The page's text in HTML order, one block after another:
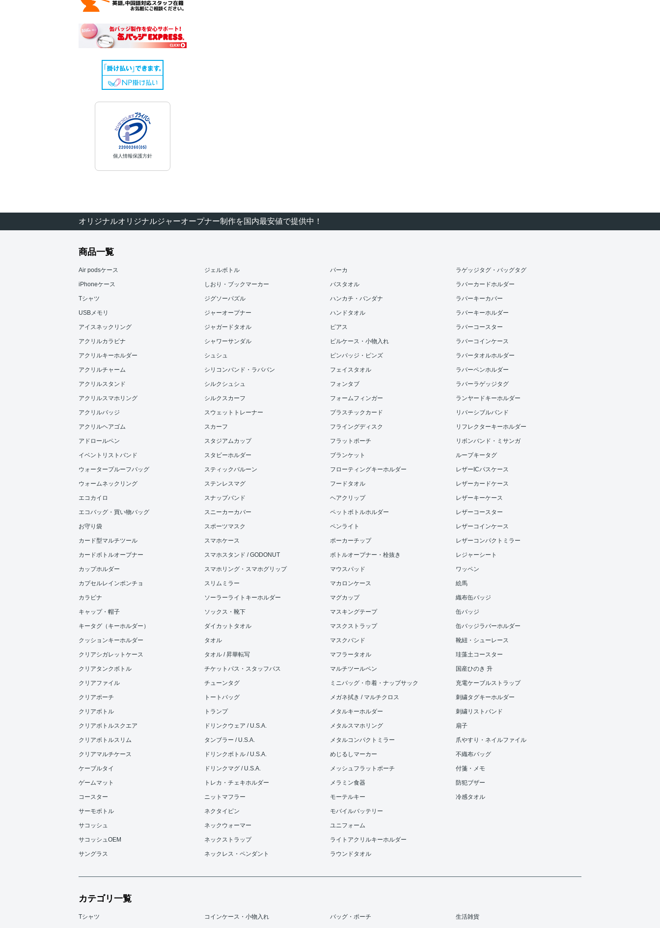
個人情報保護方針
オリジナルオリジナルジャーオープナー制作を国内最安値で提供中！
商品一覧
Air podsケース
iPhoneケース
Tシャツ
USBメモリ
アイスネックリング
アクリルカラビナ
アクリルキーホルダー
アクリルチャーム
アクリルスタンド
アクリルスマホリング
アクリルバッジ
アクリルヘアゴム
アドロールペン
イベントリストバンド
ウォータープルーフバッグ
ウォームネックリング
エコカイロ
エコバッグ・買い物バッグ
お守り袋
カード型マルチツール
カードボトルオープナー
カップホルダー
カプセルレインポンチョ
カラビナ
キャップ・帽子
キータグ（キーホルダー）
クッションキーホルダー
クリアシガレットケース
クリアタンクボトル
クリアファイル
クリアポーチ
クリアボトル
クリアボトルスクエア
クリアボトルスリム
クリアマルチケース
ケーブルタイ
ゲームマット
コースター
サーモボトル
サコッシュ
サコッシュOEM
サングラス
ジェルボトル
しおり・ブックマーカー
ジグソーパズル
ジャーオープナー
ジャガードタオル
シャワーサンダル
シュシュ
シリコンバンド・ラババン
シルクシュシュ
シルクスカーフ
スウェットトレーナー
スカーフ
スタジアムカップ
スタビーホルダー
スティックバルーン
ステンレスマグ
スナップバンド
スニーカーカバー
スポーツマスク
スマホケース
スマホスタンド / GODONUT
スマホリング・スマホグリップ
スリムミラー
ソーラーライトキーホルダー
ソックス・靴下
ダイカットタオル
タオル
タオル / 昇華転写
チケットパス・スタッフパス
チューンタグ
トートバッグ
トランプ
ドリンクウェア / U.S.A.
タンブラー / U.S.A.
ドリンクボトル / U.S.A.
ドリンクマグ / U.S.A.
トレカ・チェキホルダー
ニットマフラー
ネクタイピン
ネックウォーマー
ネックストラップ
ネックレス・ペンダント
パーカ
バスタオル
ハンカチ・バンダナ
ハンドタオル
ピアス
ピルケース・小物入れ
ピンバッジ・ピンズ
フェイスタオル
フォンタブ
フォームフィンガー
プラスチックカード
フライングディスク
フラットポーチ
ブランケット
フローティングキーホルダー
フードタオル
ヘアクリップ
ペットボトルホルダー
ペンライト
ポーカーチップ
ボトルオープナー・栓抜き
マウスパッド
マカロンケース
マグカップ
マスキングテープ
マスクストラップ
マスクバンド
マフラータオル
マルチツールペン
ミニバッグ・巾着・ナップサック
メガネ拭き / マルチクロス
メタルキーホルダー
メタルスマホリング
メタルコンパクトミラー
めじるしマーカー
メッシュフラットポーチ
メラミン食器
モーテルキー
モバイルバッテリー
ユニフォーム
ライトアクリルキーホルダー
ラウンドタオル
ラゲッジタグ・バッグタグ
ラバーカードホルダー
ラバーキーカバー
ラバーキーホルダー
ラバーコースター
ラバーコインケース
ラバータオルホルダー
ラバーペンホルダー
ラバーラゲッジタグ
ランヤードキーホルダー
リバーシブルバンド
リフレクターキーホルダー
リボンバンド・ミサンガ
ループキータグ
レザーICパスケース
レザーカードケース
レザーキーケース
レザーコースター
レザーコインケース
レザーコンパクトミラー
レジャーシート
ワッペン
絵馬
織布缶バッジ
缶バッジ
缶バッジラバーホルダー
靴紐・シューレース
珪藻土コースター
国産ひのき 升
充電ケーブルストラップ
刺繍タグキーホルダー
刺繍リストバンド
扇子
爪やすり・ネイルファイル
不織布バッグ
付箋・メモ
防犯ブザー
冷感タオル
カテゴリ一覧
Tシャツ コインケース・小物入れ バッグ・ポーチ 生活雑貨